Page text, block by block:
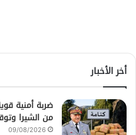
أخر الأخبار
من الشيرا
09/08/2026